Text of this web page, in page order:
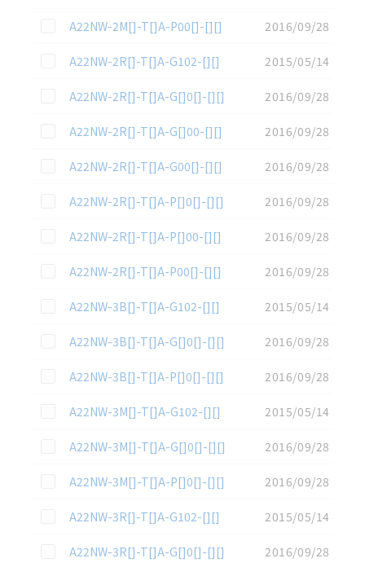
この資料を選択
A22NW-2M[]-T[]A-P00[]-[][]
2016/09/28
この資料を選択
A22NW-2R[]-T[]A-G102-[][]
2015/05/14
この資料を選択
A22NW-2R[]-T[]A-G[]0[]-[][]
2016/09/28
この資料を選択
A22NW-2R[]-T[]A-G[]00-[][]
2016/09/28
この資料を選択
A22NW-2R[]-T[]A-G00[]-[][]
2016/09/28
この資料を選択
A22NW-2R[]-T[]A-P[]0[]-[][]
2016/09/28
この資料を選択
A22NW-2R[]-T[]A-P[]00-[][]
2016/09/28
この資料を選択
A22NW-2R[]-T[]A-P00[]-[][]
2016/09/28
この資料を選択
A22NW-3B[]-T[]A-G102-[][]
2015/05/14
この資料を選択
A22NW-3B[]-T[]A-G[]0[]-[][]
2016/09/28
この資料を選択
A22NW-3B[]-T[]A-P[]0[]-[][]
2016/09/28
この資料を選択
A22NW-3M[]-T[]A-G102-[][]
2015/05/14
この資料を選択
A22NW-3M[]-T[]A-G[]0[]-[][]
2016/09/28
この資料を選択
A22NW-3M[]-T[]A-P[]0[]-[][]
2016/09/28
この資料を選択
A22NW-3R[]-T[]A-G102-[][]
2015/05/14
この資料を選択
A22NW-3R[]-T[]A-G[]0[]-[][]
2016/09/28